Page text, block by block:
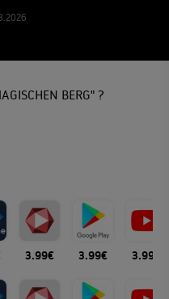
BERG" ?
3.99€ 3.99€ 3.99€